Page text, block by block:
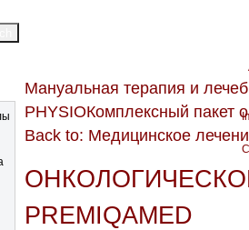
Мануальная терапия и
PHYSIOКомплексный пакет
Back to: Медицинское
PREMIQAMED